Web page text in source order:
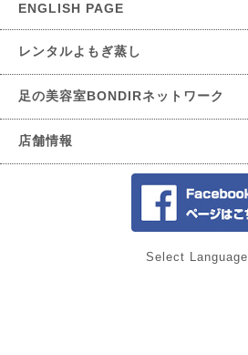
ENGLISH PAGE
レンタルよもぎ蒸し
足の美容室BONDIRネットワーク
店舗情報
Select Language